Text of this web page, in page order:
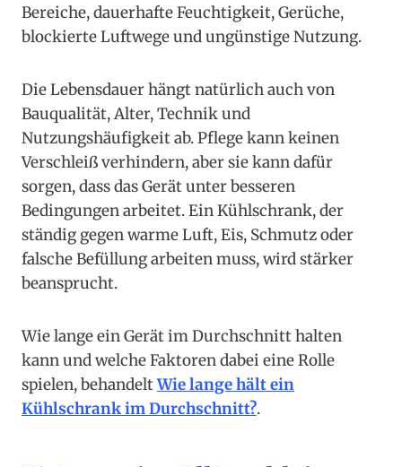
Bereiche, dauerhafte Feuchtigkeit, Gerüche,
blockierte Luftwege und ungünstige Nutzung.
Die Lebensdauer hängt natürlich auch von
Bauqualität, Alter, Technik und
Nutzungshäufigkeit ab. Pflege kann keinen
Verschleiß verhindern, aber sie kann dafür
sorgen, dass das Gerät unter besseren
Bedingungen arbeitet. Ein Kühlschrank, der
ständig gegen warme Luft, Eis, Schmutz oder
falsche Befüllung arbeiten muss, wird stärker
beansprucht.
Wie lange ein Gerät im Durchschnitt halten
kann und welche Faktoren dabei eine Rolle
spielen, behandeltWie lange hält ein
Kühlschrank im Durchschnitt?.